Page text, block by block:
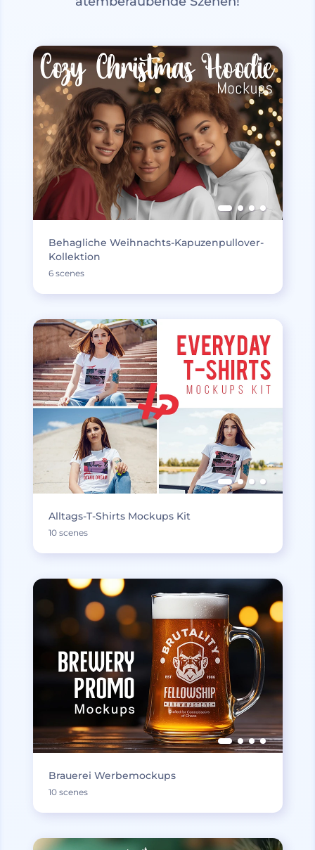
Behagliche Weihnachts-Kapuzenpullover-
Kollektion
6 scenes
Alltags-T-Shirts Mockups Kit
10 scenes
Brauerei Werbemockups
10 scenes